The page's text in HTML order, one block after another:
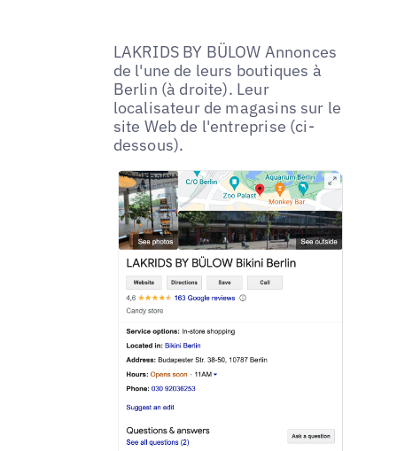
LAKRIDS BY BÜLOW Annonces
de l'une de leurs boutiques à
Berlin (à droite). Leur
localisateur de magasins sur le
site Web de l'entreprise (ci-
dessous).